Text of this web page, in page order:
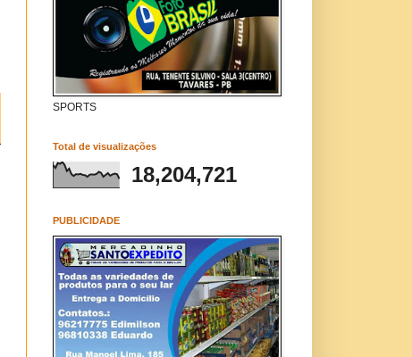
SPORTS
Total de visualizações
18,204,721
PUBLICIDADE